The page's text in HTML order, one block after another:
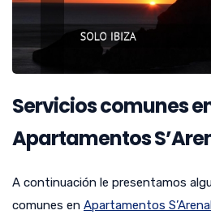
Servicios comunes
Apartamentos
A continuación le presentamos
comunes en Apartamentos